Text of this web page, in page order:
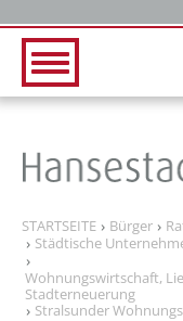
STARTSEITE Bürger
Städtische
Wohnungswirtschaft,
Stadterneuerung
Stralsunder